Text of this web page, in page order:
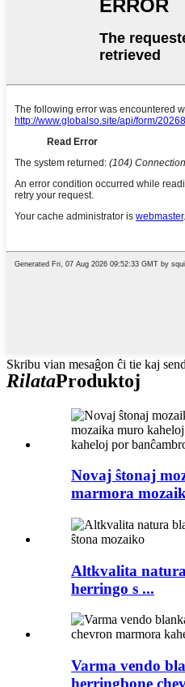
Skribu vian mesaĝon ĉi tie kaj
RilataProduktoj
Novaj ŝtonaj
marmora
Altkvalita
herringo s ...
Varma vendo
herringbone